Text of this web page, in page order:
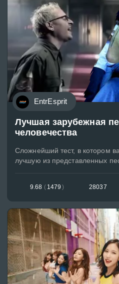
EntrEsprit
Лучшая зарубежная
человечества
Сложнейший тест, в котором
лучшую из представленных
9.68 ( 1479 ) 28037